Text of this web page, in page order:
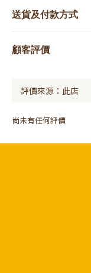
送貨及付款方式
顧客評價
尚未有任何評價